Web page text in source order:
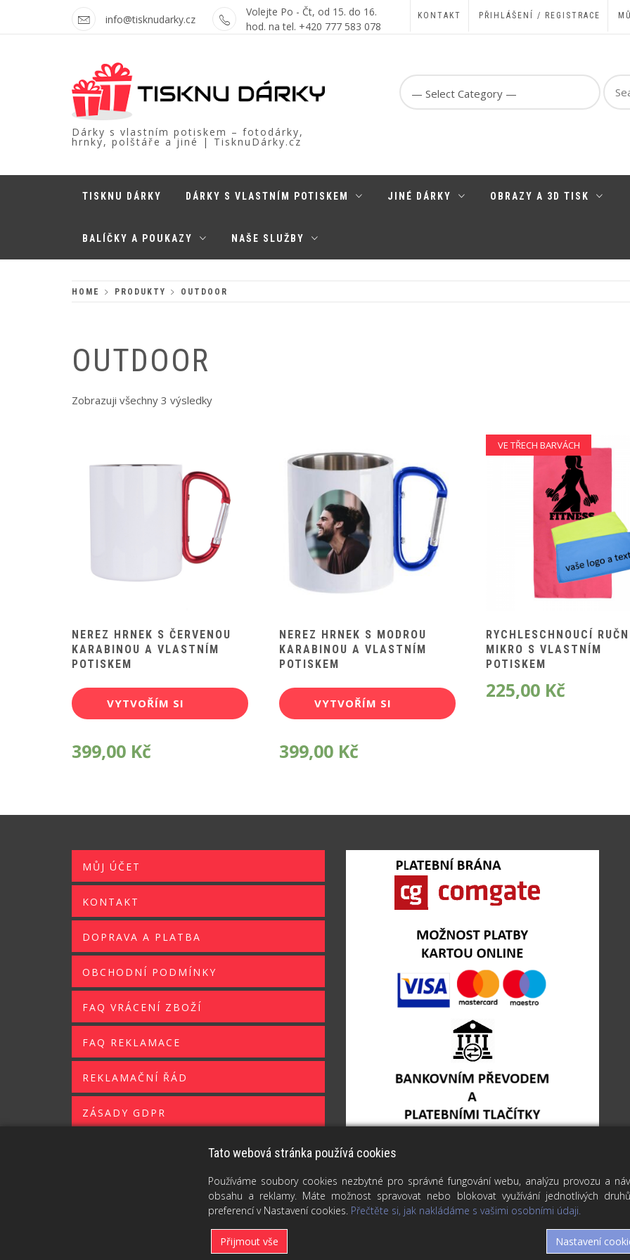
info@tisknudarky.cz
Volejte Po - Čt, od 15. do 16.
hod. na tel. +420 777 583 078
KONTAKT PŘIHLÁŠENÍ / REGISTRACE
Dárky s vlastním potiskem – fotodárky,
hrnky, polštáře a jiné | TisknuDárky.cz
for:
TISKNU DÁRKY DÁRKY S VLASTNÍM POTISKEM JINÉ DÁRKY OBRAZY A 3D TISK
BALÍČKY A POUKAZY NAŠE SLUŽBY
HOME PRODUKTY OUTDOOR
OUTDOOR
Zobrazuji všechny 3 výsledky
NEREZ HRNEK S ČERVENOU
KARABINOU A VLASTNÍM
POTISKEM
VYTVOŘÍM SI
399,00 Kč
NEREZ HRNEK S MODROU
KARABINOU A VLASTNÍM
POTISKEM
VYTVOŘÍM SI
399,00 Kč
VE TŘECH BARVÁCH
RYCHLESCHNOUCÍ
MIKRO S VLASTNÍM
POTISKEM
225,00 Kč
MŮJ ÚČET
KONTAKT
DOPRAVA A PLATBA
OBCHODNÍ PODMÍNKY
FAQ VRÁCENÍ ZBOŽÍ
FAQ REKLAMACE
REKLAMAČNÍ ŘÁD
ZÁSADY GDPR
DÁVÁM FOTKÁM DRUHÝ ŽIVOT - PROMĚŇUJI JE V ORIGINÁLNÍ DÁRKY |
Tato webová stránka používá cookies
Používáme soubory cookies nezbytné pro správné fungování webu, analýzu provozu a
obsahu a reklamy. Máte možnost spravovat nebo blokovat využívání jednotlivých
preferencí v Nastavení cookies. Přečtěte si, jak nakládáme s vašimi osobními údaji.
Přijmout vše Nastavení